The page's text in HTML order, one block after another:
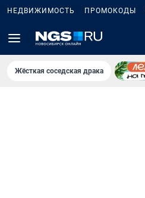
НЕДВИЖИМОСТЬ ПРОМОКОДЫ
Жёсткая соседская драка